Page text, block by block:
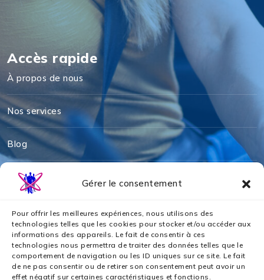
Gérer le consentement
Pour offrir les meilleures expériences, nous utilisons des
technologies telles que les cookies pour stocker et/ou accéder aux
informations des appareils. Le fait de consentir à ces
technologies nous permettra de traiter des données telles que le
comportement de navigation ou les ID uniques sur ce site. Le fait
de ne pas consentir ou de retirer son consentement peut avoir un
effet négatif sur certaines caractéristiques et fonctions.
Accès rapide
À propos de nous
Nos services
Blog
Mentions légales
Politique de cookies
Politique de confidentialité
Nos partenaires